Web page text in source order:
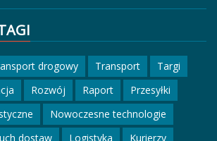
drogowy Transport
Targi
Rozwój Raport
Przesyłki
Nowoczesne technologie
dostaw Logistyka
Kurierzy